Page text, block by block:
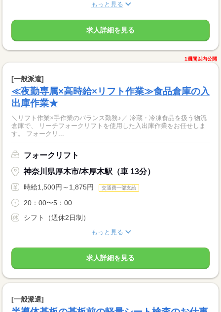
もっと見る
求人詳細を見る
1週間以内公開
[一般派遣]
≪夜勤専属×高時給×リフト作業≫食品倉庫の入
出庫作業★
＼リフト作業×手作業のバランス勤務♪／ 冷蔵・冷凍食品を扱う物流
倉庫で、 リーチフォークリフトを使用した入出庫作業をお任せしま
す。 フォークリ...
フォークリフト
神奈川県厚木市/本厚木駅（車 13分）
時給1,500円～1,875円 交通費一部支給
20：00〜5：00
シフト（週休2日制）
もっと見る
求人詳細を見る
[一般派遣]